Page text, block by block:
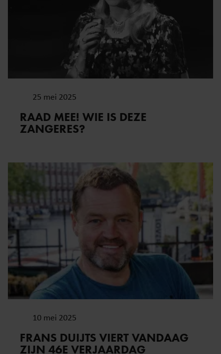
25 mei 2025
RAAD MEE! WIE IS DEZE
ZANGERES?
10 mei 2025
FRANS DUIJTS VIERT VANDAAG
ZIJN 46E VERJAARDAG